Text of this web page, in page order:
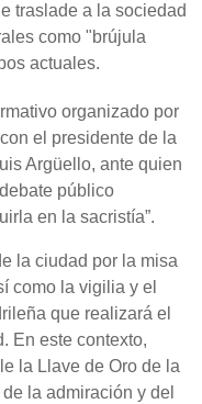
traslade a la sociedad
como "brújula
actuales.
organizado por
el presidente de la
Argüello, ante quien
público
en la sacristía”.
la ciudad por la misa
como la vigilia y el
que realizará el
En este contexto,
la Llave de Oro de la
la admiración y del